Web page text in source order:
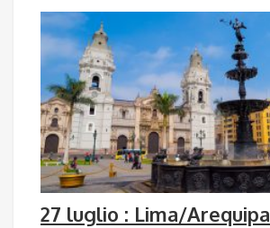
27 luglio : Lima/Arequipa